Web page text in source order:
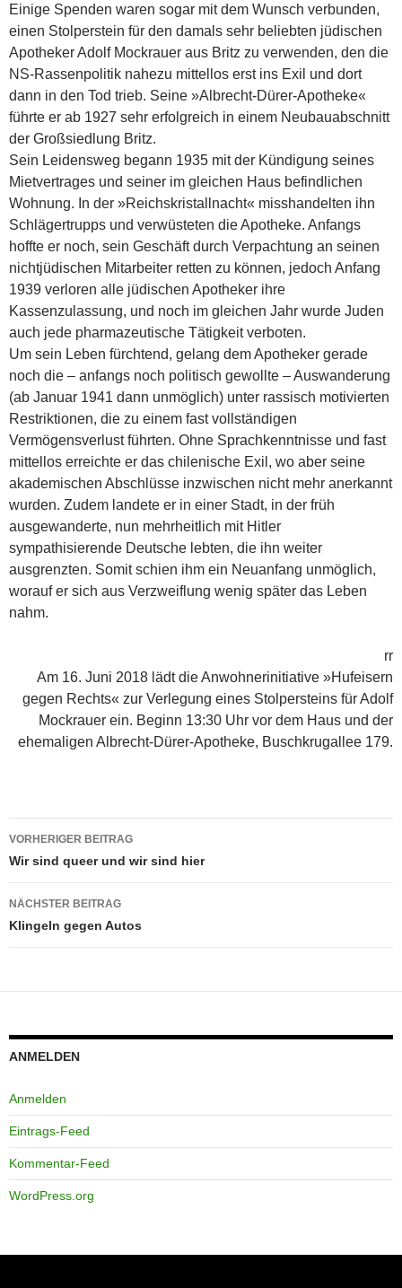
Einige Spenden waren sogar mit dem Wunsch verbunden,
einen Stolperstein für den damals sehr beliebten jüdischen
Apotheker Adolf Mockrauer aus Britz zu verwenden, den die
NS-Rassenpolitik nahezu mittellos erst ins Exil und dort
dann in den Tod trieb. Seine »Albrecht-Dürer-Apotheke«
führte er ab 1927 sehr erfolgreich in einem Neubauabschnitt
der Großsiedlung Britz.
Sein Leidensweg begann 1935 mit der Kündigung seines
Mietvertrages und seiner im gleichen Haus befindlichen
Wohnung. In der »Reichskristallnacht« misshandelten ihn
Schlägertrupps und verwüsteten die Apotheke. Anfangs
hoffte er noch, sein Geschäft durch Verpachtung an seinen
nichtjüdischen Mitarbeiter retten zu können, jedoch Anfang
1939 verloren alle jüdischen Apotheker ihre
Kassenzulassung, und noch im gleichen Jahr wurde Juden
auch jede pharmazeutische Tätigkeit verboten.
Um sein Leben fürchtend, gelang dem Apotheker gerade
noch die – anfangs noch politisch gewollte – Auswanderung
(ab Januar 1941 dann unmöglich) unter rassisch motivierten
Restriktionen, die zu einem fast vollständigen
Vermögensverlust führten. Ohne Sprachkenntnisse und fast
mittellos erreichte er das chilenische Exil, wo aber seine
akademischen Abschlüsse inzwischen nicht mehr anerkannt
wurden. Zudem landete er in einer Stadt, in der früh
ausgewanderte, nun mehrheitlich mit Hitler
sympathisierende Deutsche lebten, die ihn weiter
ausgrenzten. Somit schien ihm ein Neuanfang unmöglich,
worauf er sich aus Verzweiflung wenig später das Leben
nahm.
rr
Am 16. Juni 2018 lädt die Anwohnerinitiative »Hufeisern
gegen Rechts« zur Verlegung eines Stolpersteins für Adolf
Mockrauer ein. Beginn 13:30 Uhr vor dem Haus und der
ehemaligen Al­brecht-Dürer-Apotheke, Buschkrugallee 179.
Beitragsnavigation
VORHERIGER BEITRAG
Wir sind queer und wir sind hier
NÄCHSTER BEITRAG
Klingeln gegen Autos
ANMELDEN
Anmelden
Eintrags-Feed
Kommentar-Feed
WordPress.org